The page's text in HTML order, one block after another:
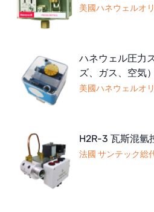
美國ハネウェルオ
ハネウェル圧力
ズ、ガス、空気）
美國ハネウェルオ
H2R-3 瓦斯混氫
法國 サンテック総